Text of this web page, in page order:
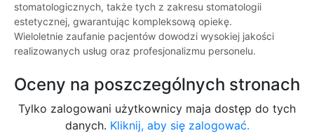
stomatologicznych, także tych z zakresu stomatologii
estetycznej, gwarantując kompleksową opiekę.
Wieloletnie zaufanie pacjentów dowodzi wysokiej jakości
realizowanych usług oraz profesjonalizmu personelu.
Oceny na poszczególnych stronach
Tylko zalogowani użytkownicy maja dostęp do tych
danych. Kliknij, aby się zalogować.